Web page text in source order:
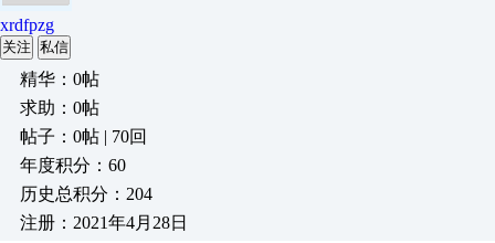
xrdfpzg
关注 私信
精华：0帖
求助：0帖
帖子：0帖 | 70回
年度积分：60
历史总积分：204
注册：2021年4月28日